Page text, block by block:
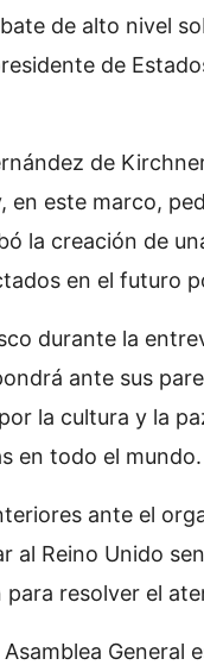
de alto nivel
de
de
este marco,
la creación de
en el futuro
durante la
ante sus
la cultura y la
en todo el mundo.
ante el
al Reino Unido
resolver el
General